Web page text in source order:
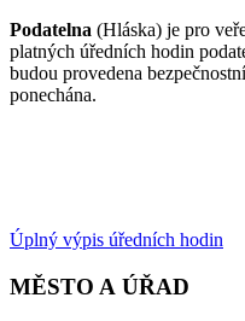
Podatelna (Hláska) je pro
platných úředních hodin
budou provedena
ponechána.
Úplný výpis úředních hodin
MĚSTO A ÚŘAD